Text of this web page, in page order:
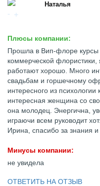
Наталья
Плюсы компании:
Прошла в Вип-флоре курсы
коммерческой флористики,
работают хорошо. Много
свадьбам и горшечному
интересного из
интересная женщина со
она молодец. Энергична,
играючи всем руководит
Ирина, спасибо за знания
Минусы компании:
не увидела
ОТВЕТИТЬ НА ОТЗЫВ